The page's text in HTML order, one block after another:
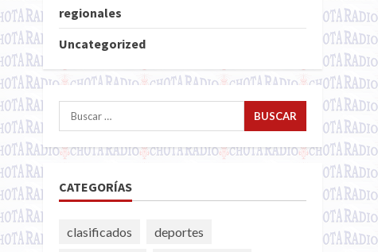
regionales
Uncategorized
Buscar:
CATEGORÍAS
clasificados
deportes